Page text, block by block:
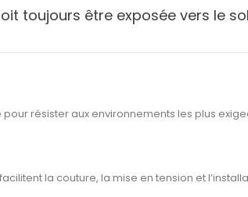
toujours être exposée vers le
résister aux environnements les plus
la couture, la mise en tension et